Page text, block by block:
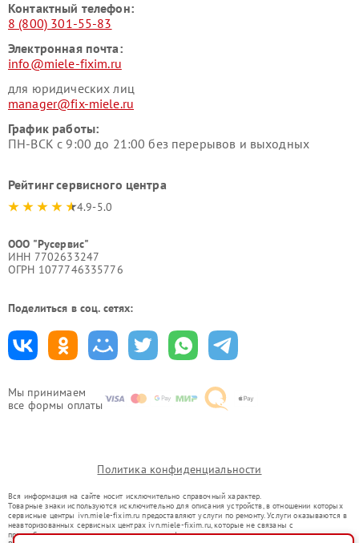
Мы принимаем
все формы оплаты
Контактный телефон:
8 (800) 301-55-83
Электронная почта:
info@miele-fixim.ru
для юридических лиц
manager@fix-miele.ru
График работы:
ПН-ВСК с 9:00 до 21:00 без перерывов и выходных
Рейтинг сервисного центра
4.9-5.0
ООО "Русервис"
ИНН 7702633247
ОГРН 1077746335776
Поделиться в соц. сетях:
Политика конфиденциальности
Вся информация на сайте носит исключительно справочный характер.
Товарные знаки используются исключительно для описания устройств, в отношении которых
сервисные центры ivn.miele-fixim.ru предоставляют услуги по ремонту. Услуги оказываются в
неавторизованных сервисных центрах ivn.miele-fixim.ru, которые не связаны с
правообладателями товарных знаков или их официальными представителями.